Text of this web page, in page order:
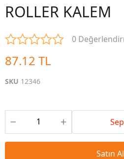
ROLLER KALEM
0
87.12 TL
SKU 12346
Satın Al